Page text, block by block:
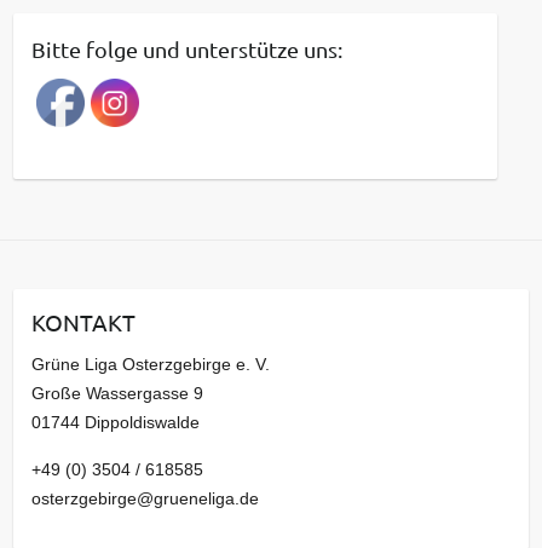
r
a
g
a
v
Bitte folge und unterstütze uns:
KONTAKT
Grüne Liga Osterzgebirge e. V.
Große Wassergasse 9
01744 Dippoldiswalde
+49 (0) 3504 / 618585
osterzgebirge@grueneliga.de